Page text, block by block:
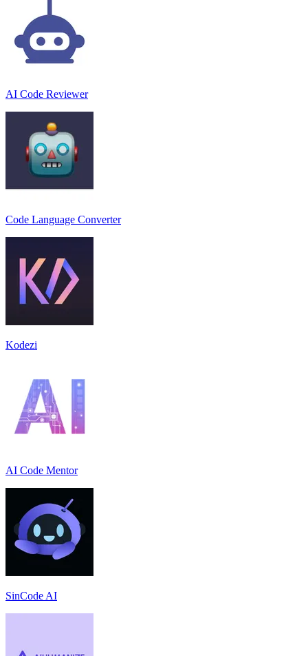
AI Code Reviewer
Code Language Converter
Kodezi
AI Code Mentor
SinCode AI